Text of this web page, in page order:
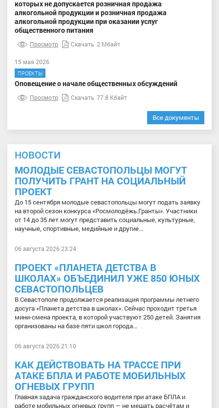
которых не допускается розничная продажа
алкогольной продукции и розничная продажа
алкогольной продукции при оказании услуг
общественного питания
Просмотр Скачать 2 Мбайт
15 мая 2026
ПРОЕКТЫ
Оповещение о начале общественных обсуждений
Просмотр Скачать 77.8 Кбайт
Все документы
НОВОСТИ
МОЛОДЫЕ СЕВАСТОПОЛЬЦЫ МОГУТ
ПОЛУЧИТЬ ГРАНТ НА СОЦИАЛЬНЫЙ
ПРОЕКТ
До 15 сентября молодые севастопольцы могут подать заявку
на второй сезон конкурса «Росмолодёжь.Гранты». Участники
от 14 до 35 лет могут представить социальные, культурные,
научные, спортивные, медийные и другие...
06 августа 2026 23:24
ПРОЕКТ «ПЛАНЕТА ДЕТСТВА В
ШКОЛАХ» ОБЪЕДИНИЛ УЖЕ 850 ЮНЫХ
СЕВАСТОПОЛЬЦЕВ
В Севастополе продолжается реализация программы летнего
досуга «Планета детства в школах». Сейчас проходит третья
мини-смена проекта, в которой участвуют 250 детей. Занятия
организованы на базе пяти школ города...
06 августа 2026 21:10
КАК ДЕЙСТВОВАТЬ НА ТРАССЕ ПРИ
АТАКЕ БПЛА И РАБОТЕ МОБИЛЬНЫХ
ОГНЕВЫХ ГРУПП
Главная задача гражданского водителя при атаке БПЛА и
работе мобильных огневых групп — не мешать расчётам и